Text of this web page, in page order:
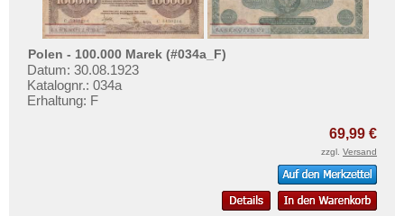
Polen - 100.000 Marek (#034a_F)
Datum: 30.08.1923
Katalognr.: 034a
Erhaltung: F
69,99 €
zzgl. Versand